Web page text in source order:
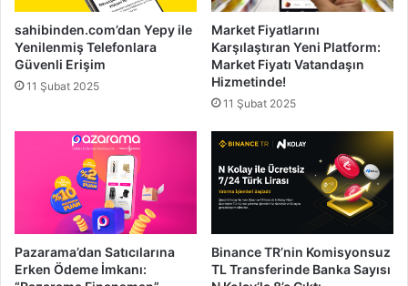
sahibinden.com’dan Yepy ile
Yenilenmiş Telefonlara
Güvenli Erişim
11 Şubat 2025
Market Fiyatlarını
Karşılaştıran Yeni Platform:
Market Fiyatı Vatandaşın
Hizmetinde!
11 Şubat 2025
Pazarama’dan Satıcılarına
Erken Ödeme İmkanı:
Binance TR’nin Komisyonsuz
TL Transferinde Banka Sayısı